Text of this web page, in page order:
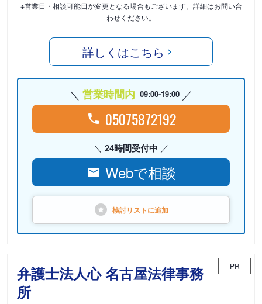
※営業日・相談可能日が変更となる場合もございます。詳細はお問い合
わせください。
詳しくはこちら
営業時間内 09:00-19:00
05075872192
24時間受付中
Webで相談
検討リストに追加
弁護士法人心 名古屋法律事務
所
PR